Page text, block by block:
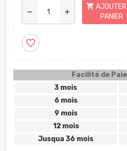
remove add
shopping_cart
PANIER
favorite_border
Facilité de
3 mois
6 mois
9 mois
12 mois
Jusqua 36 mois